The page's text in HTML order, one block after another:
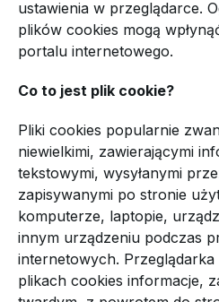
ustawienia w przeglądarce.
plików cookies mogą
portalu internetowego.
Co to jest plik cookie?
Pliki cookies popularnie
niewielkimi, zawierającymi
tekstowymi, wysyłanymi
zapisywanymi po stronie
komputerze, laptopie,
innym urządzeniu podczas
internetowych. Przeglądarka
plikach cookies informacje,